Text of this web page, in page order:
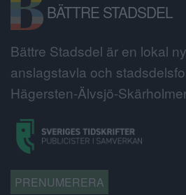
BÄTTRE STADSDEL
Bättre Stadsdel är en lokal
anslagstavla och
Hägersten-Älvsjö-
PRENUMERERA